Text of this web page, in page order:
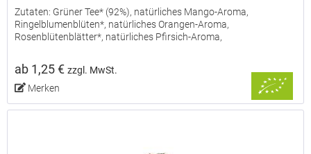
Zutaten: Grüner Tee* (92%), natürliches Mango-Aroma,
Ringelblumenblüten*, natürliches Orangen-Aroma,
Rosenblütenblätter*, natürliches Pfirsich-Aroma,
kontrolliertem BIO-Anbau.
ab 1,25 €zzgl. MwSt.
Merken